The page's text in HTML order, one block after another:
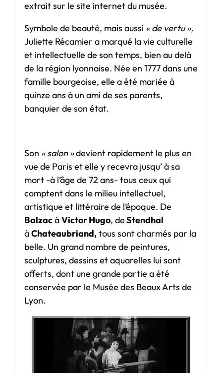
extrait sur le site internet du musée.
Symbole de beauté, mais aussi « de vertu »,
Juliette Récamier a marqué la vie culturelle
et intellectuelle de son temps, bien au delà
de la région lyonnaise. Née en 1777 dans une
famille bourgeoise, elle a été mariée à
quinze ans à un ami de ses parents,
banquier de son état.
Son « salon »devient rapidement le plus en
vue de Paris et elle y recevra jusqu’ à sa
mort -à l’âge de 72 ans- tous ceux qui
comptent dans le milieu intellectuel,
artistique et littéraire de l’époque. De
BalzacàVictor Hugo, deStendhal
àChateaubriand,tous sont charmés par la
belle. Un grand nombre de peintures,
sculptures, dessins et aquarelles lui sont
offerts, dont une grande partie a été
conservée par le Musée des Beaux Arts de
Lyon.